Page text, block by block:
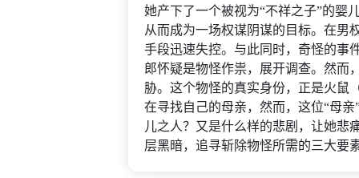
她产下了一个被视为“不祥之子”的婴
从而成为一场权谋阴谋的目标。在男
手段迅速失控。与此同时，奇怪的事
郎怀疑是物怪作祟，展开调查。然而
胁。这个物怪的真实身份，正是火鼠
在寻找自己的母亲，然而，这位“母
儿之人？又是什么样的悲剧，让她悲
层黑暗，追寻斩除物怪所需的三大要